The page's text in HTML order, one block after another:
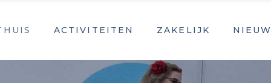
ACTIVITEITEN ZAKELIJK